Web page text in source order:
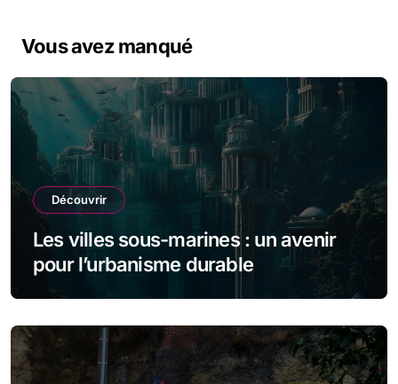
Vous avez manqué
Découvrir
Les villes sous-marines : un avenir
pour l’urbanisme durable